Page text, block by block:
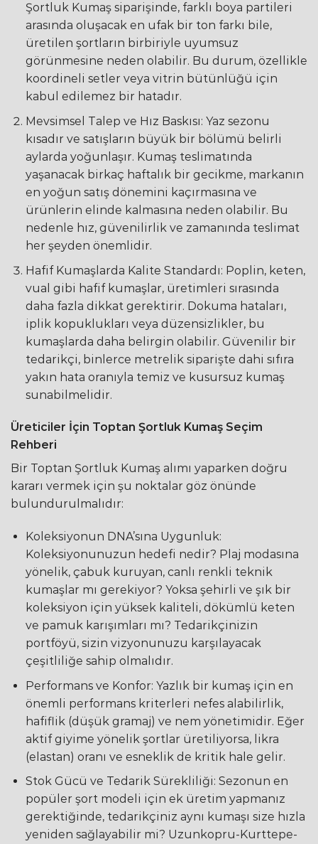
Şortluk Kumaş siparişinde, farklı boya partileri
arasında oluşacak en ufak bir ton farkı bile,
üretilen şortların birbiriyle uyumsuz
görünmesine neden olabilir. Bu durum, özellikle
koordineli setler veya vitrin bütünlüğü için
kabul edilemez bir hatadır.
Mevsimsel Talep ve Hız Baskısı: Yaz sezonu
kısadır ve satışların büyük bir bölümü belirli
aylarda yoğunlaşır. Kumaş teslimatında
yaşanacak birkaç haftalık bir gecikme, markanın
en yoğun satış dönemini kaçırmasına ve
ürünlerin elinde kalmasına neden olabilir. Bu
nedenle hız, güvenilirlik ve zamanında teslimat
her şeyden önemlidir.
Hafif Kumaşlarda Kalite Standardı: Poplin, keten,
vual gibi hafif kumaşlar, üretimleri sırasında
daha fazla dikkat gerektirir. Dokuma hataları,
iplik kopuklukları veya düzensizlikler, bu
kumaşlarda daha belirgin olabilir. Güvenilir bir
tedarikçi, binlerce metrelik siparişte dahi sıfıra
yakın hata oranıyla temiz ve kusursuz kumaş
sunabilmelidir.
Üreticiler İçin Toptan Şortluk Kumaş Seçim
Rehberi
Bir Toptan Şortluk Kumaş alımı yaparken doğru
kararı vermek için şu noktalar göz önünde
bulundurulmalıdır:
Koleksiyonun DNA’sına Uygunluk:
Koleksiyonunuzun hedefi nedir? Plaj modasına
yönelik, çabuk kuruyan, canlı renkli teknik
kumaşlar mı gerekiyor? Yoksa şehirli ve şık bir
koleksiyon için yüksek kaliteli, dökümlü keten
ve pamuk karışımları mı? Tedarikçinizin
portföyü, sizin vizyonunuzu karşılayacak
çeşitliliğe sahip olmalıdır.
Performans ve Konfor: Yazlık bir kumaş için en
önemli performans kriterleri nefes alabilirlik,
hafiflik (düşük gramaj) ve nem yönetimidir. Eğer
aktif giyime yönelik şortlar üretiliyorsa, likra
(elastan) oranı ve esneklik de kritik hale gelir.
Stok Gücü ve Tedarik Sürekliliği: Sezonun en
popüler şort modeli için ek üretim yapmanız
gerektiğinde, tedarikçiniz aynı kumaşı size hızla
yeniden sağlayabilir mi? Uzunkopru-Kurttepe-